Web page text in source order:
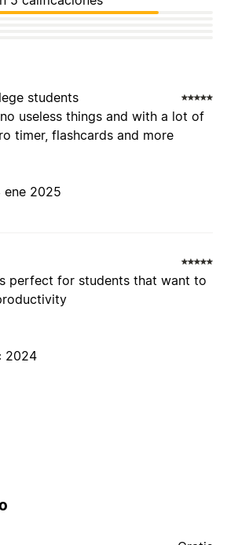
students
useless things and with a lot of
timer, flashcards and more
ene 2025
perfect for students that want to
2024